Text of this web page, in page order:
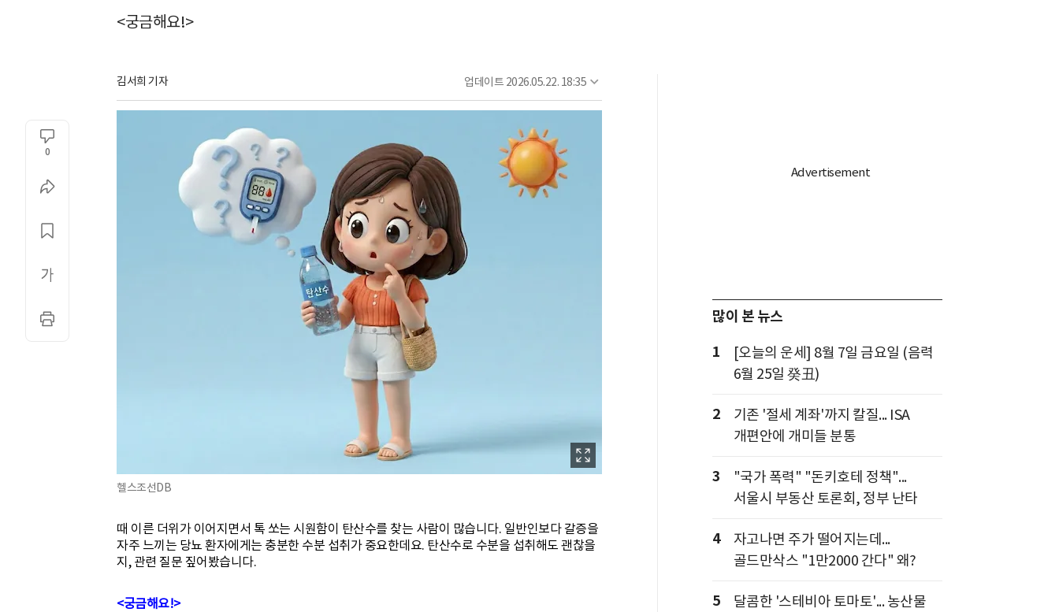
<궁금해요!>
김서희 기자 업데이트 2026.05.22. 18:35
0
헬스조선DB
때 이른 더위가 이어지면서 톡 쏘는 시원함이 탄산수를 찾는 사람이 많습니다. 일반인보다 갈증을
자주 느끼는 당뇨 환자에게는 충분한 수분 섭취가 중요한데요. 탄산수로 수분을 섭취해도 괜찮을
지, 관련 질문 짚어봤습니다.
<궁금해요!>
많이 본 뉴스
1
[오늘의 운세] 8월 7일 금요일 (음력
6월 25일 癸丑)
2
기존 '절세 계좌'까지 칼질... ISA
개편안에 개미들 분통
3
"국가 폭력" "돈키호테 정책"...
서울시 부동산 토론회, 정부 난타
4
자고나면 주가 떨어지는데...
골드만삭스 "1만2000 간다" 왜?
5
달콤한 '스테비아 토마토'... 농산물